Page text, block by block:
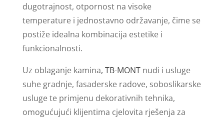
dugotrajnost, otpornost na visoke
temperature i jednostavno održavanje, čime se
postiže idealna kombinacija estetike i
funkcionalnosti.
Uz oblaganje kamina, TB-MONTnudi i usluge
suhe gradnje, fasaderske radove, soboslikarske
usluge te primjenu dekorativnih tehnika,
omogućujući klijentima cjelovita rješenja za